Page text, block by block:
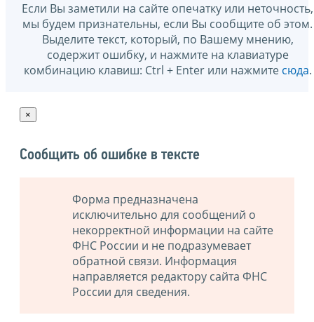
Если Вы заметили на сайте опечатку или неточность,
мы будем признательны, если Вы сообщите об этом.
Выделите текст, который, по Вашему мнению,
содержит ошибку, и нажмите на клавиатуре
комбинацию клавиш: Ctrl + Enter или нажмите сюда.
×
Сообщить об ошибке в тексте
Форма предназначена
исключительно для сообщений о
некорректной информации на сайте
ФНС России и не подразумевает
обратной связи. Информация
направляется редактору сайта ФНС
России для сведения.